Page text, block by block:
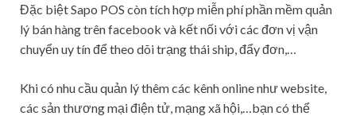
Đặc biệt Sapo POS còn tích hợp miễn phí phần mềm quản
lý bán hàng trên facebook và kết nối với các đơn vị vận
chuyển uy tín để theo dõi trạng thái ship, đẩy đơn,…
Khi có nhu cầu quản lý thêm các kênh online như website,
các sản thương mại điện tử, mạng xã hội,…bạn có thể